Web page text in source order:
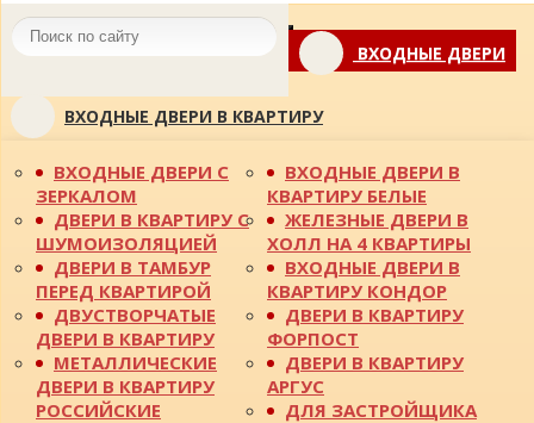
Toggle
navigationВХОДНЫЕ ДВЕРИ
ВХОДНЫЕ ДВЕРИ В КВАРТИРУ
ВХОДНЫЕ ДВЕРИ С
ЗЕРКАЛОМ
ДВЕРИ В КВАРТИРУ С
ШУМОИЗОЛЯЦИЕЙ
ДВЕРИ В ТАМБУР
ПЕРЕД КВАРТИРОЙ
ДВУСТВОРЧАТЫЕ
ДВЕРИ В КВАРТИРУ
МЕТАЛЛИЧЕСКИЕ
ДВЕРИ В КВАРТИРУ
РОССИЙСКИЕ
ВХОДНЫЕ ДВЕРИ В
КВАРТИРУ БЕЛЫЕ
ЖЕЛЕЗНЫЕ ДВЕРИ В
ХОЛЛ НА 4 КВАРТИРЫ
ВХОДНЫЕ ДВЕРИ В
КВАРТИРУ КОНДОР
ДВЕРИ В КВАРТИРУ
ФОРПОСТ
ДВЕРИ В КВАРТИРУ
АРГУС
ДЛЯ ЗАСТРОЙЩИКА